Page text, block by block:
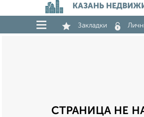
КАЗАНЬ
Закладки
СТРАНИЦА НЕ